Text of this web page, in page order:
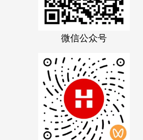
微信公众号